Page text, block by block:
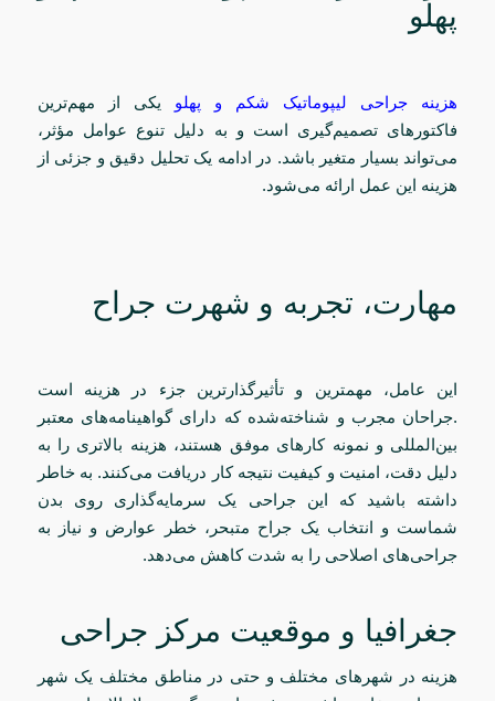
پهلو
هزینه جراحی لیپوماتیک شکم و پهلو یکی از مهم‌ترین
فاکتورهای تصمیم‌گیری است و به دلیل تنوع عوامل مؤثر،
می‌تواند بسیار متغیر باشد. در ادامه یک تحلیل دقیق و جزئی از
هزینه این عمل ارائه می‌شود.
مهارت، تجربه و شهرت جراح
این عامل، مهمترین و تأثیرگذارترین جزء در هزینه است
.جراحان مجرب و شناخته‌شده که دارای گواهینامه‌های معتبر
بین‌المللی و نمونه کارهای موفق هستند، هزینه بالاتری را به
دلیل دقت، امنیت و کیفیت نتیجه کار دریافت می‌کنند. به خاطر
داشته باشید که این جراحی یک سرمایه‌گذاری روی بدن
شماست و انتخاب یک جراح متبحر، خطر عوارض و نیاز به
جراحی‌های اصلاحی را به شدت کاهش می‌دهد.
جغرافیا و موقعیت مرکز جراحی
هزینه در شهرهای مختلف و حتی در مناطق مختلف یک شهر